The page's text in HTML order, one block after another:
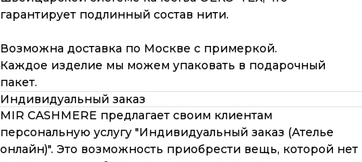
гарантирует подлинный состав нити.
Возможна доставка по Москве с примеркой.
Каждое изделие мы можем упаковать в подарочный
пакет.
Индивидуальный заказ
MIR CASHMERE предлагает своим клиентам
персональную услугу "Индивидуальный заказ (Ателье
онлайн)". Это возможность приобрести вещь, которой нет